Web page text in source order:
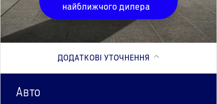
найближчого дилера
ДОДАТКОВІ УТОЧНЕННЯ
Авто